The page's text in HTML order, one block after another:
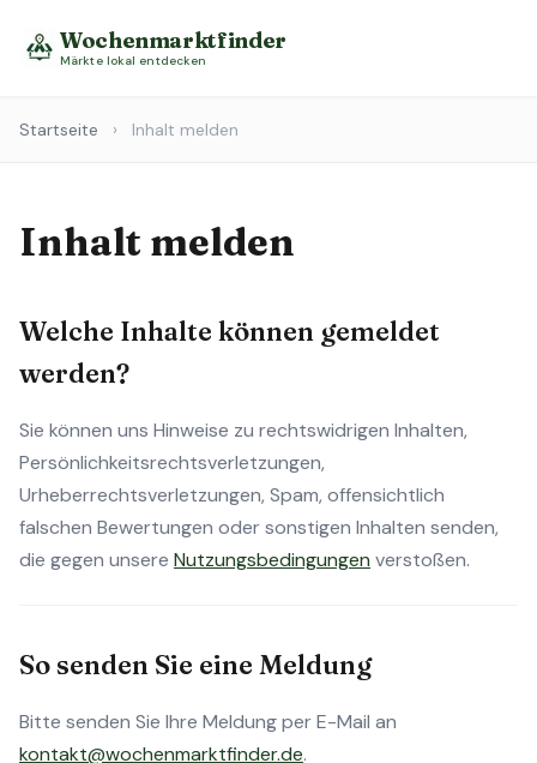
Wochenmarktfinder
Märkte lokal entdecken
Startseite › Inhalt melden
Inhalt melden
Welche Inhalte können gemeldet
werden?
Sie können uns Hinweise zu rechtswidrigen Inhalten,
Persönlichkeitsrechtsverletzungen,
Urheberrechtsverletzungen, Spam, offensichtlich
falschen Bewertungen oder sonstigen Inhalten senden,
die gegen unsere Nutzungsbedingungen verstoßen.
So senden Sie eine Meldung
Bitte senden Sie Ihre Meldung per E-Mail an
kontakt@wochenmarktfinder.de.